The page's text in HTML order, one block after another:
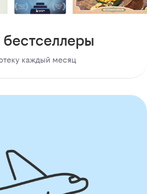
бестселлеры
каждый месяц